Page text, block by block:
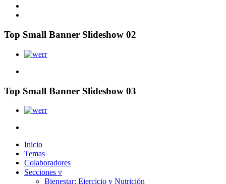
Top Small Banner Slideshow 02
Top Small Banner Slideshow 03
Inicio
Temas
Colaboradores
Secciones ▿
Bienestar: Ejercicio y Nutrición